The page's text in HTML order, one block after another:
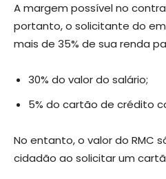
A margem possível no
portanto, o solicitante do
mais de 35% de sua renda
30% do valor do salário;
5% do cartão de crédito
No entanto, o valor do RMC
cidadão ao solicitar um